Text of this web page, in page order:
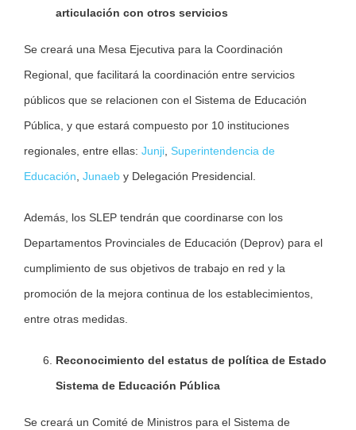
articulación con otros servicios
Se creará una Mesa Ejecutiva para la Coordinación
Regional, que facilitará la coordinación entre servicios
públicos que se relacionen con el Sistema de Educación
Pública, y que estará compuesto por 10 instituciones
regionales, entre ellas: Junji, Superintendencia de
Educación, Junaeb y Delegación Presidencial.
Además, los SLEP tendrán que coordinarse con los
Departamentos Provinciales de Educación (Deprov) para el
cumplimiento de sus objetivos de trabajo en red y la
promoción de la mejora continua de los establecimientos,
entre otras medidas.
Reconocimiento del estatus de política de Estado
Sistema de Educación Pública
Se creará un Comité de Ministros para el Sistema de